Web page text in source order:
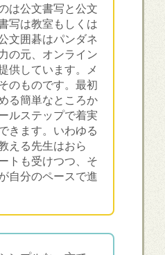
は公文書写と公文
写は教室もしくは
文囲碁はパンダネ
の元、オンライン
供しています。メ
のものです。最初
る簡単なところか
ルステップで着実
きます。いわゆる
える先生はおら
トも受けつつ、そ
自分のペースで進